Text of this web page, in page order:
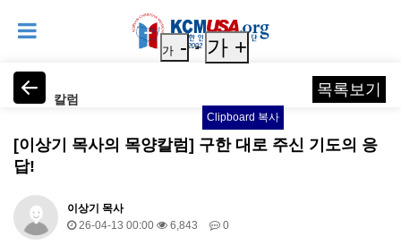
칼럼
가 - 가 +
Clipboard 복사
목록보기
[이상기 목사의 목양칼럼] 구한 대로 주신 기도의 응
답!
이상기 목사
26-04-13 00:00
6,843 0